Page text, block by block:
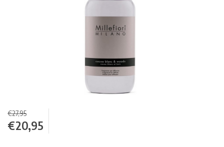
€27,95
€20,95